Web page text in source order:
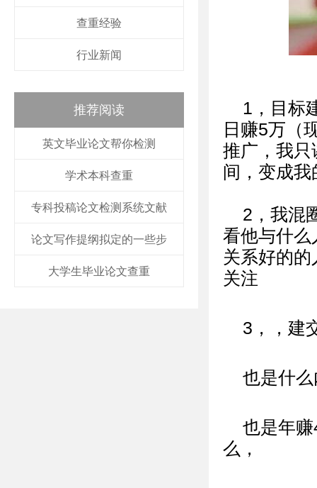
查重经验
行业新闻
推荐阅读
英文毕业论文帮你检测
学术本科查重
专科投稿论文检测系统文献
论文写作提纲拟定的一些步
大学生毕业论文查重
1，目标
日赚5万（
推广，我只
间，变成
2，我混
看他与什么
关系好的
关注
3，，建
也是什
也是年
么，